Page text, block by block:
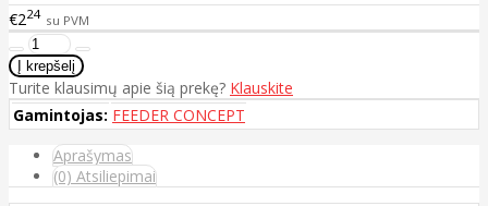
€224 su PVM
Turite klausimų apie šią prekę? Klauskite
Gamintojas: FEEDER CONCEPT
Aprašymas
(0) Atsiliepimai